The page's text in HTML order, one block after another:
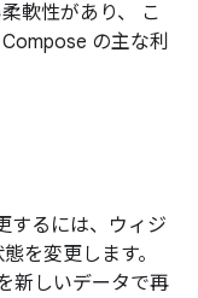
軟性があり、 こ
の主な利
するには、ウィジ
を変更します。
新しいデータで再